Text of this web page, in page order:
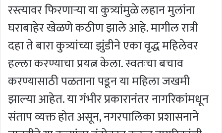
रस्त्यावर फिरणाऱ्या या कुत्र्यांमुळे लहान मुलांना
घराबाहेर खेळणे कठीण झाले आहे. मागील रात्री
दहा ते बारा कुत्र्यांच्या झुंडीने एका वृद्ध महिलेवर
हल्ला करण्याचा प्रयत्न केला. स्वतःचा बचाव
करण्यासाठी पळताना पडून या महिला जखमी
झाल्या आहेत. या गंभीर प्रकारानंतर नागरिकांमधून
संताप व्यक्त होत असून, नगरपालिका प्रशासनाने